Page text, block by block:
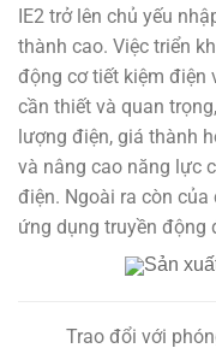
IE2 trở lên chủ yếu
thành cao. Việc triển
động cơ tiết kiệm điện
cần thiết và quan
lượng điện, giá thành
và nâng cao năng lực
điện. Ngoài ra còn
ứng dụng truyền động
Sản
Trao đổi với phóng